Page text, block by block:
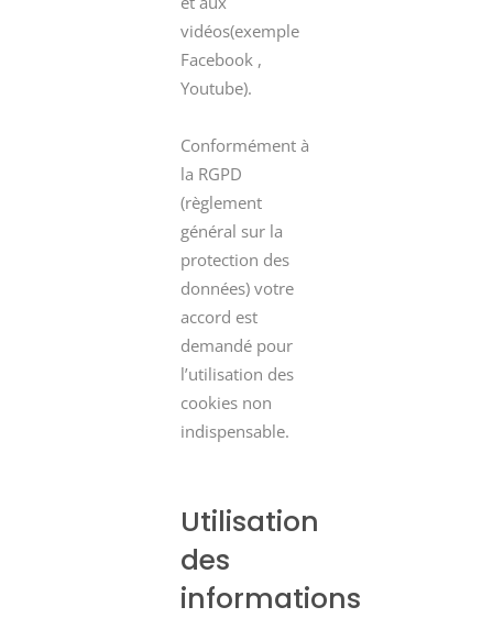
vidéos(exemple
Facebook ,
Youtube).
Conformément à
la RGPD
(règlement
général sur la
protection des
données) votre
accord est
demandé pour
l’utilisation des
cookies non
indispensable.
Utilisation
des
informations